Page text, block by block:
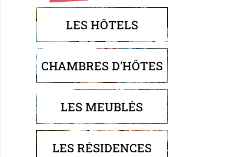
LES HÔTELS
CHAMBRES D'HÔTES
LES MEUBLÉS
LES RÉSIDENCES